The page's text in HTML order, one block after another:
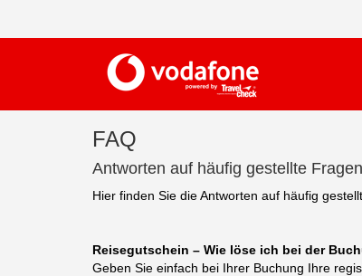
FAQ
Antworten auf häufig gestellte Fragen
Hier finden Sie die Antworten auf häufig
Reisegutschein – Wie löse ich bei der
Geben Sie einfach bei Ihrer Buchung Ihre